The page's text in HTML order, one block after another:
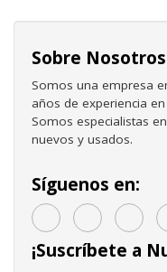
Sobre Nosotros
Somos una empresa
años de experiencia
Somos especialistas
nuevos y usados.
Síguenos en:
¡Suscríbete a